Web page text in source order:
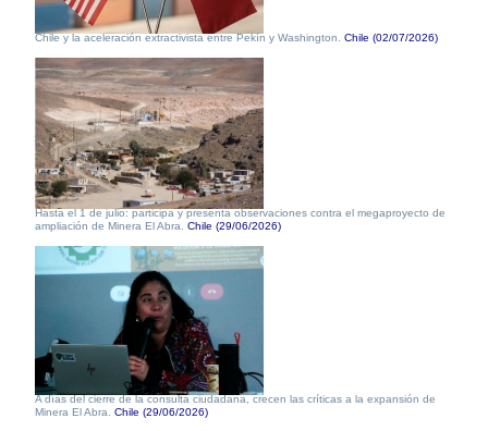
Chile y la aceleración extractivista entre Pekín y Washington. Chile (02/07/2026)
Hasta el 1 de julio: participa y presenta observaciones contra el megaproyecto de
ampliación de Minera El Abra. Chile (29/06/2026)
A días del cierre de la consulta ciudadana, crecen las críticas a la expansión de
Minera El Abra. Chile (29/06/2026)